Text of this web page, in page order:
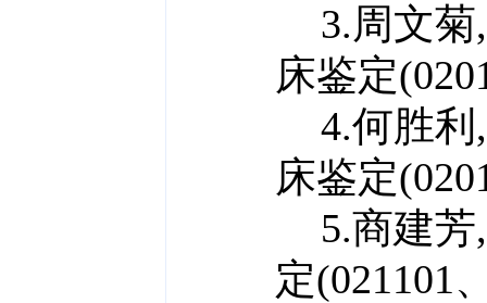
3.周文菊
床鉴定(
4.何胜利
床鉴定(
5.商建芳
定(021101